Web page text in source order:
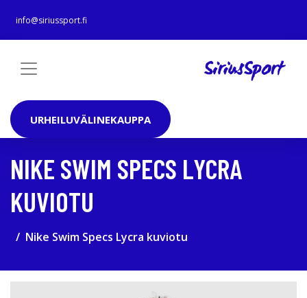
info@siriussport.fi
URHEILUVÄLINEKAUPPA
NIKE SWIM SPECS LYCRA
KUVIOTU
Nike Swim Specs Lycra kuviotu